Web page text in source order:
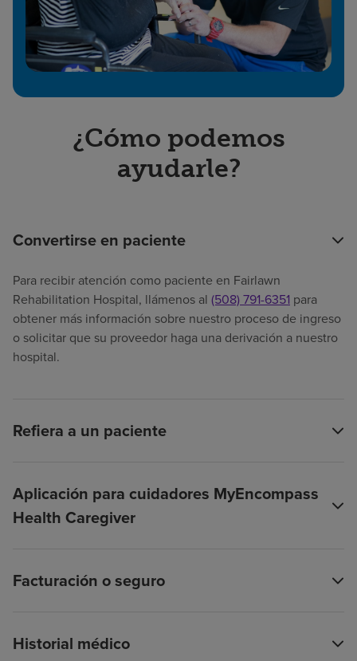
¿Cómo podemos
ayudarle?
Convertirse en paciente
Para recibir atención como paciente en Fairlawn
Rehabilitation Hospital, llámenos al (508) 791-6351 para
obtener más información sobre nuestro proceso de ingreso
o solicitar que su proveedor haga una derivación a nuestro
hospital.
Refiera a un paciente
Aplicación para cuidadores MyEncompass
Health Caregiver
Facturación o seguro
Historial médico